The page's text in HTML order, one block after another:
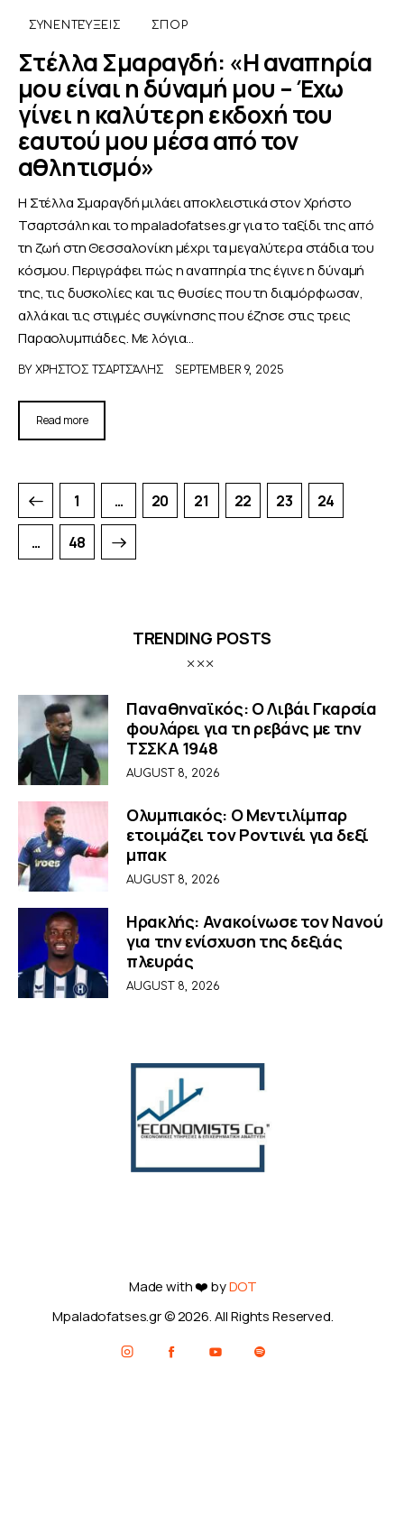
ΣΥΝΕΝΤΕΎΞΕΙΣ ΣΠΟΡ
Στέλλα Σμαραγδή: «Η αναπηρία
μου είναι η δύναμή μου – Έχω
γίνει η καλύτερη εκδοχή του
εαυτού μου μέσα από τον
αθλητισμό»
Η Στέλλα Σμαραγδή μιλάει αποκλειστικά στον Χρήστο
Τσαρτσάλη και το mpaladofatses.gr για το ταξίδι της από
τη ζωή στη Θεσσαλονίκη μέχρι τα μεγαλύτερα στάδια του
κόσμου. Περιγράφει πώς η αναπηρία της έγινε η δύναμή
της, τις δυσκολίες και τις θυσίες που τη διαμόρφωσαν,
αλλά και τις στιγμές συγκίνησης που έζησε στις τρεις
Παραολυμπιάδες. Με λόγια…
BY ΧΡΉΣΤΟΣ ΤΣΑΡΤΣΆΛΗΣ SEPTEMBER 9, 2025
Read more
1 … 20 21 22 23 24
… 48
>
TRENDING POSTS
Παναθηναϊκός: Ο Λιβάι Γκαρσία
φουλάρει για τη ρεβάνς με την
ΤΣΣΚΑ 1948
AUGUST 8, 2026
Ολυμπιακός: Ο Μεντιλίμπαρ
ετοιμάζει τον Ροντινέι για δεξί
μπακ
AUGUST 8, 2026
Ηρακλής: Ανακοίνωσε τον Νανού
για την ενίσχυση της δεξιάς
πλευράς
AUGUST 8, 2026
Made with ❤️ byDOT
Mpaladofatses.gr © 2026. All Rights Reserved.